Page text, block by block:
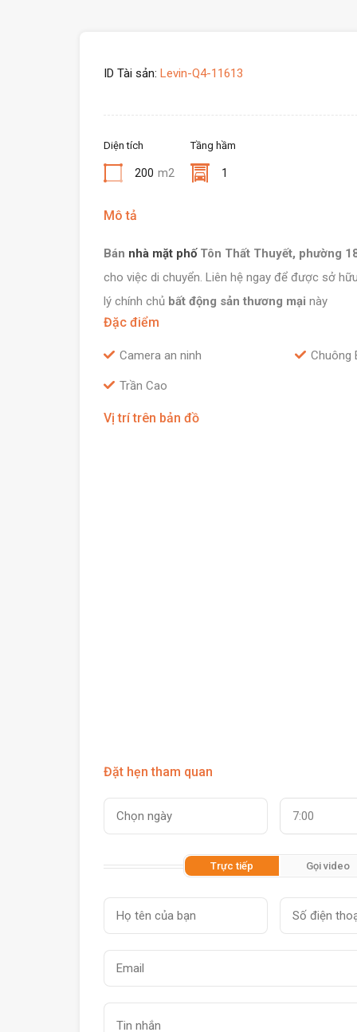
ID Tài sản: Levin-Q4-11613
Diện tích
200 m2
Tầng hầm
1
Mô tả
Bán nhà mặt phốTôn Thất Thuyết, phường
cho việc di chuyển. Liên hệ ngay để được sở hữu
lý chính chủ bất động sản thương mại này
Đặc điểm
Camera an ninh Chuông
Trần Cao
Vị trí trên bản đồ
Đặt hẹn tham quan
7:00
Trực tiếp Gọi video